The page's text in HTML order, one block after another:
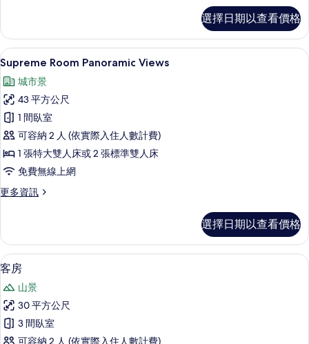
片
(Supreme)
的
詳
選擇日期以查看價格
顯
示
Supreme
Room
Panoramic
Views
的
所
有
高級寢具、迷你吧、客房內保險箱、書
6
Supreme Room Panoramic Views
城市景
43 平方公尺
1 間臥室
可容納 2 人 (依實際入住人數計費)
1 張特大雙人床或 2 張標準雙人床
免費無線上網
更多資訊
更
Panoramic
Views
的
情
選擇日期以查看價格
顯
示
客
房
的
高級寢具、迷你吧、客房內保險箱、書
3
客房
山景
30 平方公尺
3 間臥室
可容納 2 人 (依實際入住人數計費)